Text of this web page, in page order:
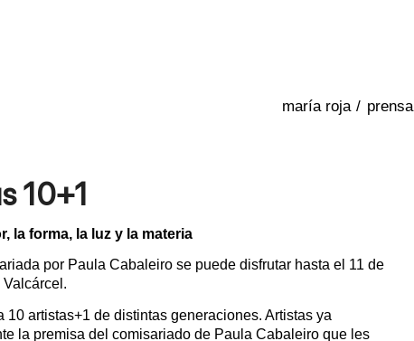
/ prensa
10+1
la forma, la luz y la materia
por Paula Cabaleiro se puede disfrutar hasta el 11 de
artistas+1 de distintas generaciones. Artistas ya
la premisa del comisariado de Paula Cabaleiro que les